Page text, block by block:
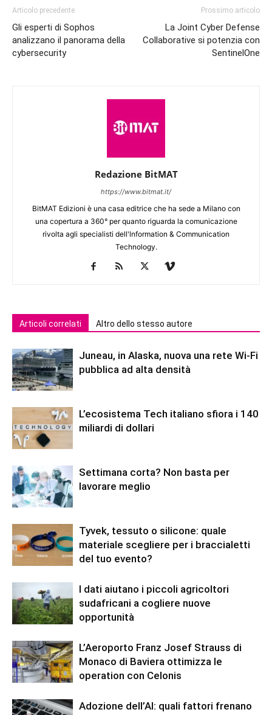
Articolo precedente
Gli esperti di Sophos
analizzano il panorama della
cybersecurity
Prossimo articolo
La Joint Cyber Defense
Collaborative si potenzia con
SentinelOne
Redazione BitMAT
https://www.bitmat.it/
BitMAT Edizioni è una casa editrice che ha sede a Milano con
una copertura a 360° per quanto riguarda la comunicazione
rivolta agli specialisti dell'lnformation & Communication
Technology.
Articoli correlati Altro dello stesso autore
Juneau, in Alaska, nuova una rete Wi-Fi
pubblica ad alta densità
L’ecosistema Tech italiano sfiora i 140
miliardi di dollari
Settimana corta? Non basta per
lavorare meglio
Tyvek, tessuto o silicone: quale
materiale scegliere per i braccialetti
del tuo evento?
I dati aiutano i piccoli agricoltori
sudafricani a cogliere nuove
opportunità
L’Aeroporto Franz Josef Strauss di
Monaco di Baviera ottimizza le
operation con Celonis
Adozione dell’AI: quali fattori frenano